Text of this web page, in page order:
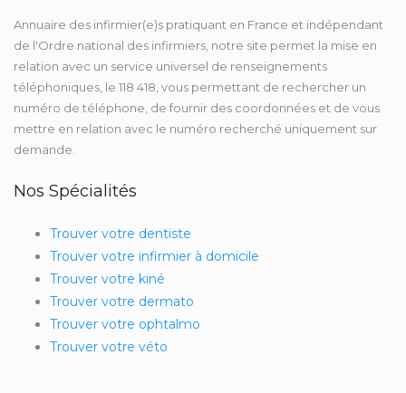
Annuaire des infirmier(e)s pratiquant en France et indépendant
de l'Ordre national des infirmiers, notre site permet la mise en
relation avec un service universel de renseignements
téléphoniques, le 118 418, vous permettant de rechercher un
numéro de téléphone, de fournir des coordonnées et de vous
mettre en relation avec le numéro recherché uniquement sur
demande.
Nos Spécialités
Trouver votre dentiste
Trouver votre infirmier à domicile
Trouver votre kiné
Trouver votre dermato
Trouver votre ophtalmo
Trouver votre véto